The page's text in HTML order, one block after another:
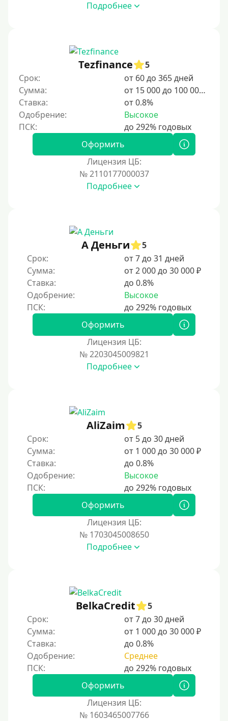
Подробнее
Tezfinance
5
Срок:
от 60 до 365 дней
Сумма:
от 15 000 до 100 000 ₽
Ставка:
от 0.8%
Одобрение:
Высокое
Оформить
Лицензия ЦБ:
№ 2110177000037
Подробнее
А Деньги
5
Срок:
от 7 до 31 дней
Сумма:
от 2 000 до 30 000 ₽
Ставка:
до 0.8%
Одобрение:
Высокое
Оформить
Лицензия ЦБ:
№ 2203045009821
Подробнее
AliZaim
5
Срок:
от 5 до 30 дней
Сумма:
от 1 000 до 30 000 ₽
Ставка:
до 0.8%
Одобрение:
Высокое
Оформить
Лицензия ЦБ:
№ 1703045008650
Подробнее
BelkaCredit
5
Срок:
от 7 до 30 дней
Сумма:
от 1 000 до 30 000 ₽
Ставка:
до 0.8%
Одобрение:
Среднее
Оформить
Лицензия ЦБ:
№ 1603465007766